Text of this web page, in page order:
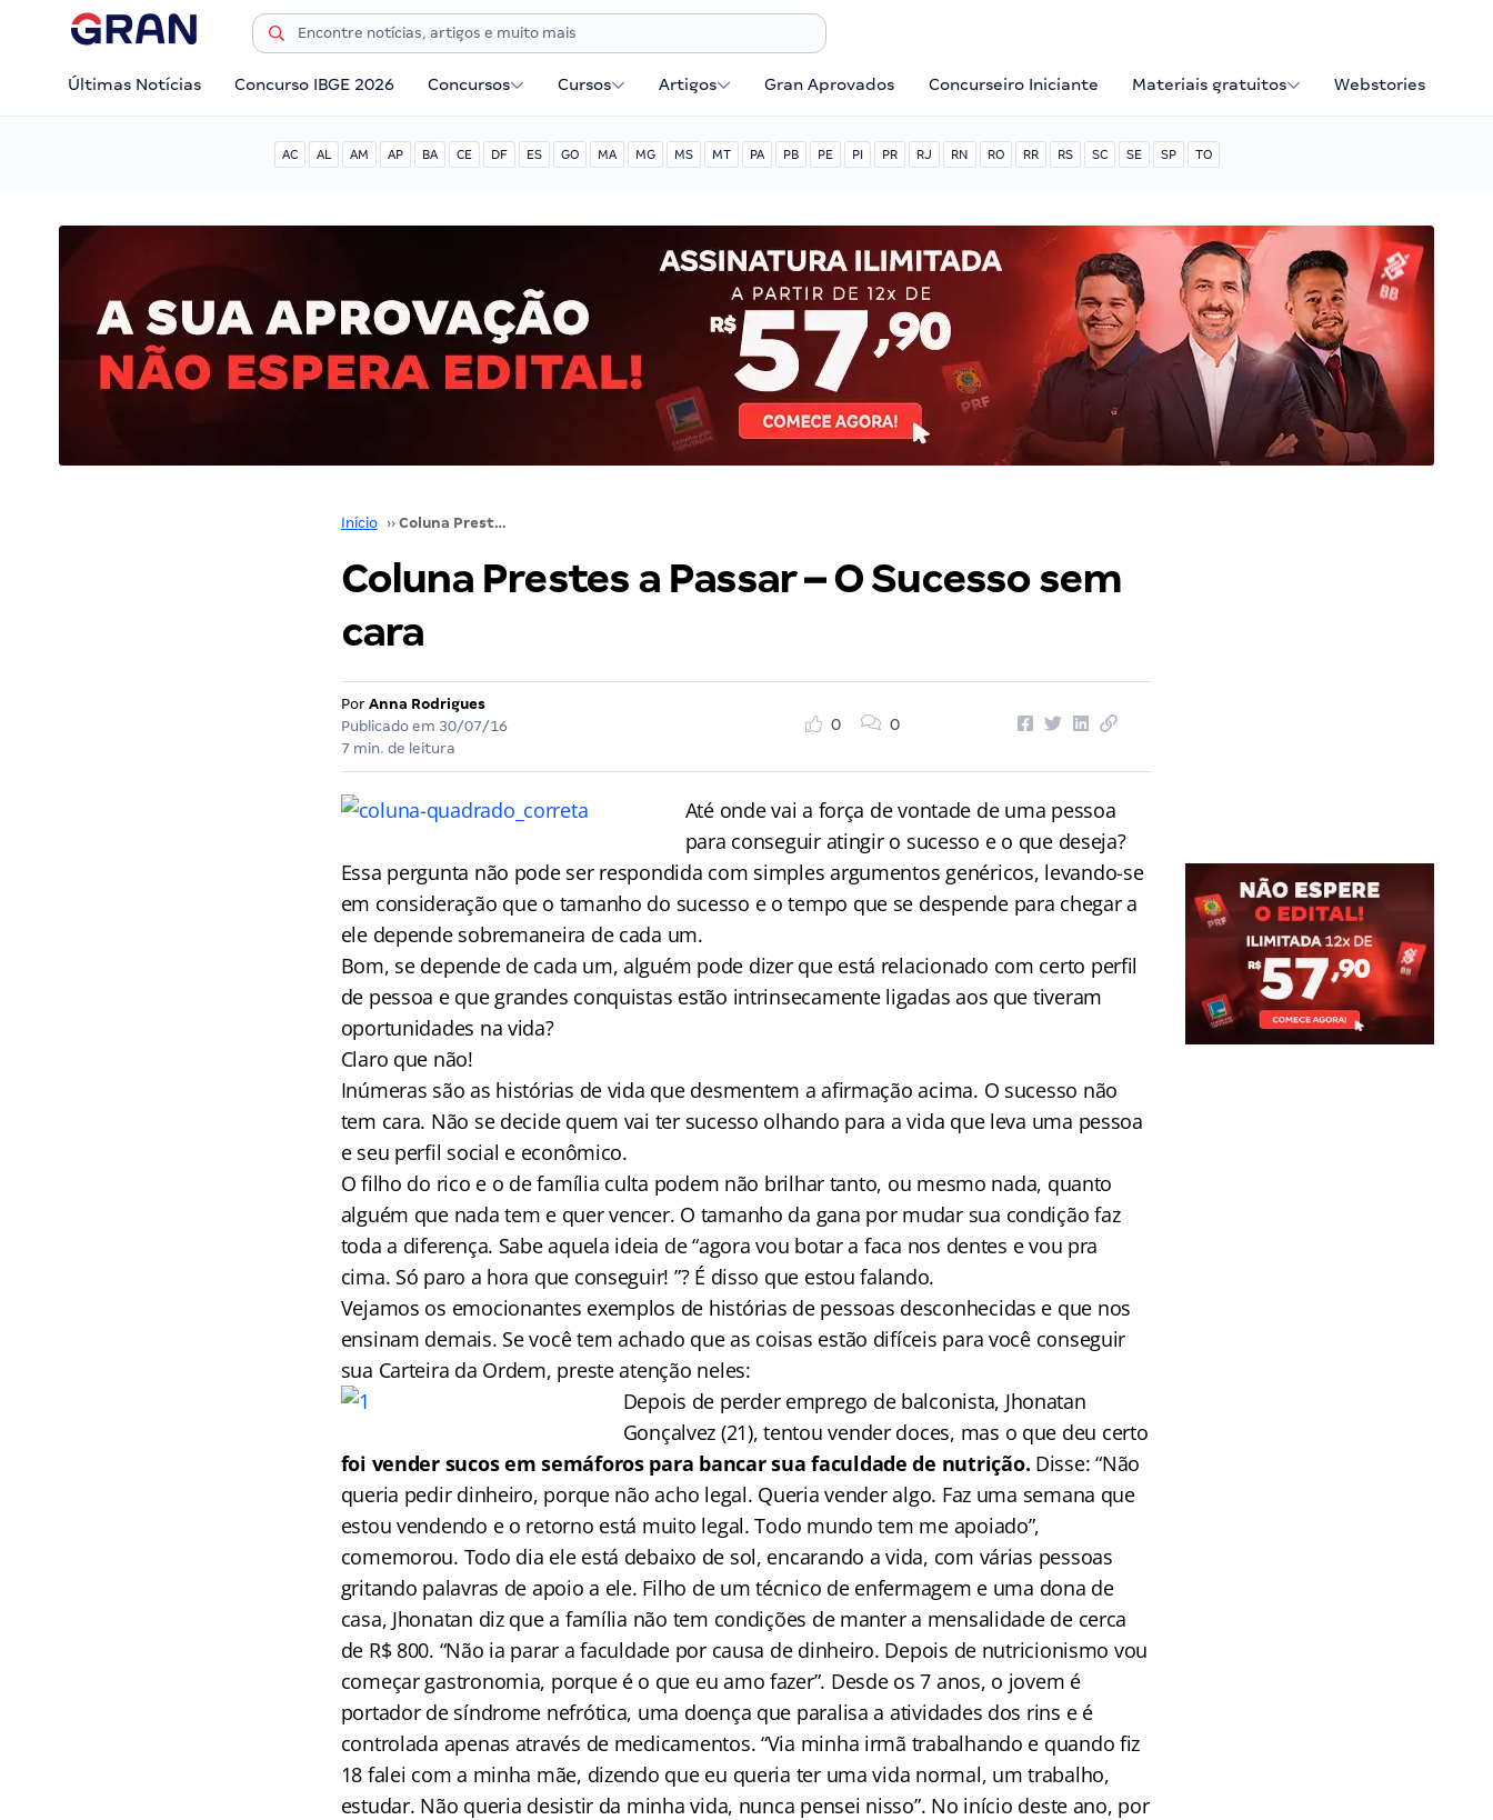
Últimas Notícias Concurso IBGE 2026 Concursos Cursos Artigos Gran Aprovados Concurseiro Iniciante Materiais gratuitos Webstories
AC AL AM AP BA CE DF ES GO MA MG MS MT PA PB PE PI PR RJ RN RO RR RS SC SE SP TO
Início ›› Coluna Prestes a Passar – O Sucesso sem cara
Coluna Prestes a Passar – O Sucesso sem
cara
Por Anna Rodrigues
Publicado em 30/07/16
7 min. de leitura
0 0
Até onde vai a força de vontade de uma pessoa
para conseguir atingir o sucesso e o que deseja?
Essa pergunta não pode ser respondida com simples argumentos genéricos, levando-se
em consideração que o tamanho do sucesso e o tempo que se despende para chegar a
ele depende sobremaneira de cada um.
Bom, se depende de cada um, alguém pode dizer que está relacionado com certo perfil
de pessoa e que grandes conquistas estão intrinsecamente ligadas aos que tiveram
oportunidades na vida?
Claro que não!
Inúmeras são as histórias de vida que desmentem a afirmação acima. O sucesso não
tem cara. Não se decide quem vai ter sucesso olhando para a vida que leva uma pessoa
e seu perfil social e econômico.
O filho do rico e o de família culta podem não brilhar tanto, ou mesmo nada, quanto
alguém que nada tem e quer vencer. O tamanho da gana por mudar sua condição faz
toda a diferença. Sabe aquela ideia de “agora vou botar a faca nos dentes e vou pra
cima. Só paro a hora que conseguir! ”? É disso que estou falando.
Vejamos os emocionantes exemplos de histórias de pessoas desconhecidas e que nos
ensinam demais. Se você tem achado que as coisas estão difíceis para você conseguir
sua Carteira da Ordem, preste atenção neles:
Depois de perder emprego de balconista, Jhonatan
Gonçalvez (21), tentou vender doces, mas o que deu certo
foi vender sucos em semáforos para bancar sua faculdade de nutrição. Disse: “Não
queria pedir dinheiro, porque não acho legal. Queria vender algo. Faz uma semana que
estou vendendo e o retorno está muito legal. Todo mundo tem me apoiado”,
comemorou. Todo dia ele está debaixo de sol, encarando a vida, com várias pessoas
gritando palavras de apoio a ele. Filho de um técnico de enfermagem e uma dona de
casa, Jhonatan diz que a família não tem condições de manter a mensalidade de cerca
de R$ 800. “Não ia parar a faculdade por causa de dinheiro. Depois de nutricionismo vou
começar gastronomia, porque é o que eu amo fazer”. Desde os 7 anos, o jovem é
portador de síndrome nefrótica, uma doença que paralisa a atividades dos rins e é
controlada apenas através de medicamentos. “Via minha irmã trabalhando e quando fiz
18 falei com a minha mãe, dizendo que eu queria ter uma vida normal, um trabalho,
estudar. Não queria desistir da minha vida, nunca pensei nisso”. No início deste ano, por